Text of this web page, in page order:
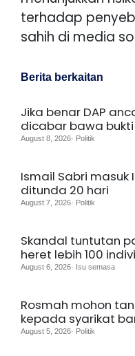
terhadap
sahih di media
Berita berkaitan
Jika benar DAP
dicabar bawa
August 8, 2026· Politik
Ismail Sabri masuk
ditunda 20 hari
August 7, 2026· Politik
Skandal tuntutan
heret lebih 100
August 6, 2026· Isu semasa
Rosmah mohon
kepada syarikat
August 5, 2026· Politik